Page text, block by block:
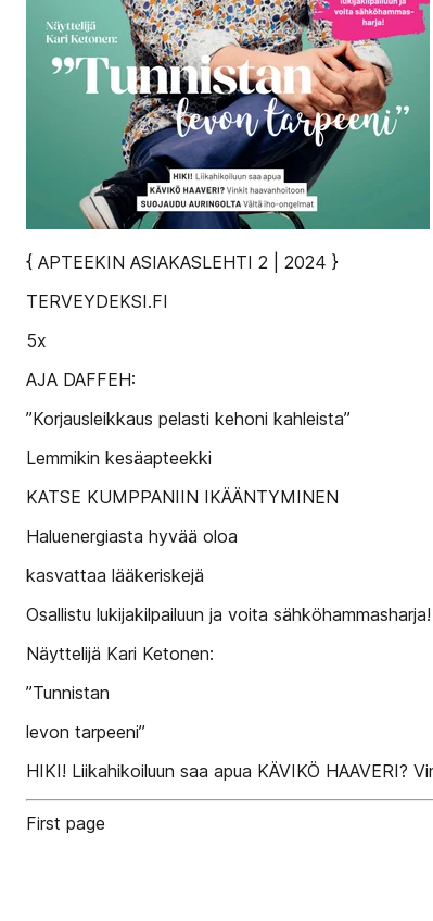
{ APTEEKIN ASIAKASLEHTI 2 | 2024 }
TERVEYDEKSI.FI
5x
AJA DAFFEH:
”Korjausleikkaus pelasti kehoni kahleista”
Lemmikin kesäapteekki
KATSE KUMPPANIIN IKÄÄNTYMINEN
Haluenergiasta hyvää oloa
kasvattaa lääkeriskejä
Osallistu lukijakilpailuun ja voita sähköhammasharja!
Näyttelijä Kari Ketonen:
”Tunnistan
levon tarpeeni”
HIKI! Liikahikoiluun saa apua KÄVIKÖ HAAVERI?
First page